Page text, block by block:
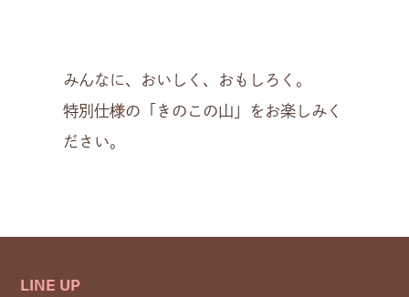
みんなに、おいしく、おもしろく。
特別仕様の「きのこの山」をお楽しみく
ださい。
LINE UP